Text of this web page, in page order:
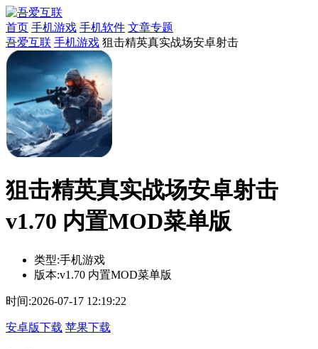
首页 手机游戏 手机软件 文章专题
吾爱互联 手机游戏 狙击精英真实战场安卓射击
狙击精英真实战场安卓射击
v1.70 内置MOD菜单版
类型:手机游戏
版本:v1.70 内置MOD菜单版
时间:2026-07-17 12:19:22
安卓版下载 苹果下载